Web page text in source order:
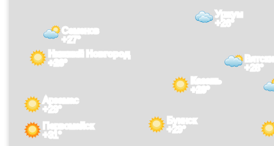
Казань
+29°
Нижний Новгород
+26°
Арзамас
+29°
+28°
Семенов
+27°
Буинск
+29°
Первомайск
+31°
Уржум
+26°